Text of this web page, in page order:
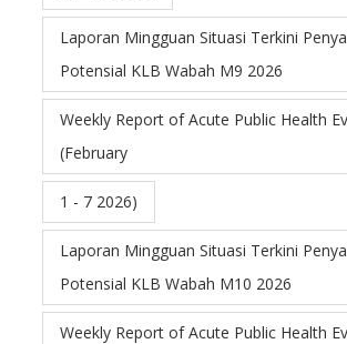
Laporan Mingguan Situasi Terkini
Potensial KLB Wabah M9 2026
Weekly Report of Acute Public Health
(February
1 - 7 2026)
Laporan Mingguan Situasi Terkini
Potensial KLB Wabah M10 2026
Weekly Report of Acute Public Health